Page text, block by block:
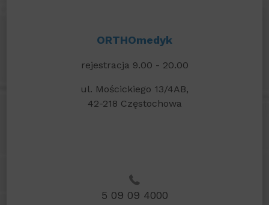
ORTHOmedyk
rejestracja 9.00 - 20.00
ul. Mościckiego 13/4AB,
42-218 Częstochowa
5 09 09 4000